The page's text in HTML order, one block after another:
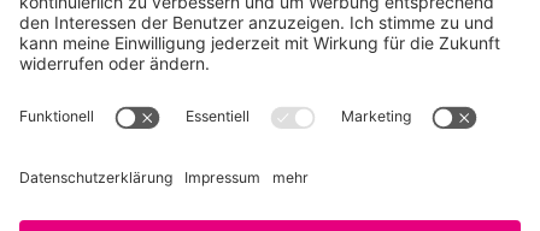
Über SAATKORN